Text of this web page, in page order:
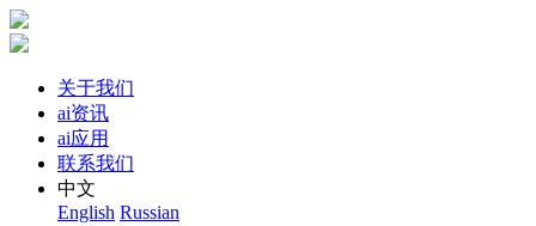
关于我们
ai资讯
ai应用
联系我们
中文
English Russian